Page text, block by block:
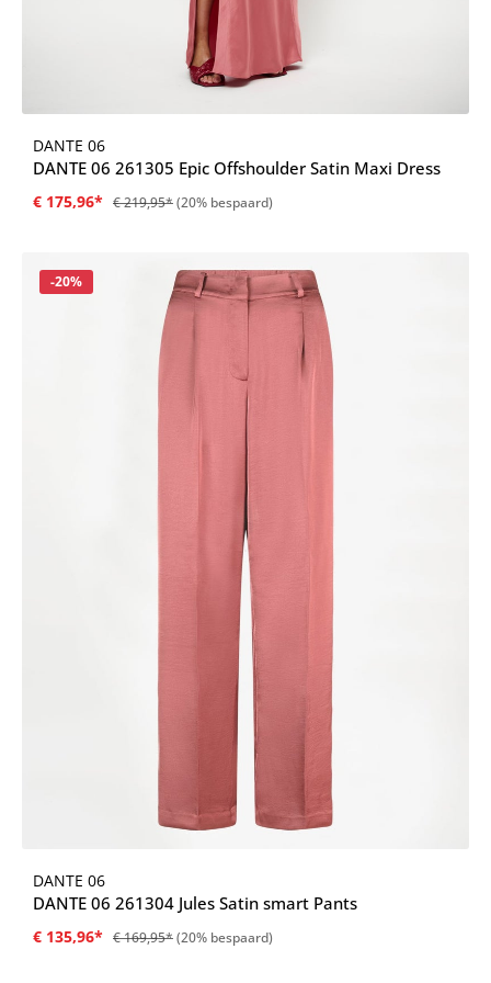
DANTE 06
DANTE 06 261305 Epic Offshoulder Satin Maxi Dress
€ 175,96* € 219,95*(20% bespaard)
Korting
-20%
DANTE 06
DANTE 06 261304 Jules Satin smart Pants
€ 135,96* € 169,95*(20% bespaard)